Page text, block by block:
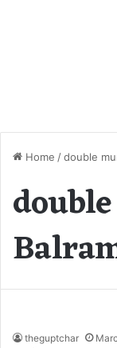
Home /double
theguptchar